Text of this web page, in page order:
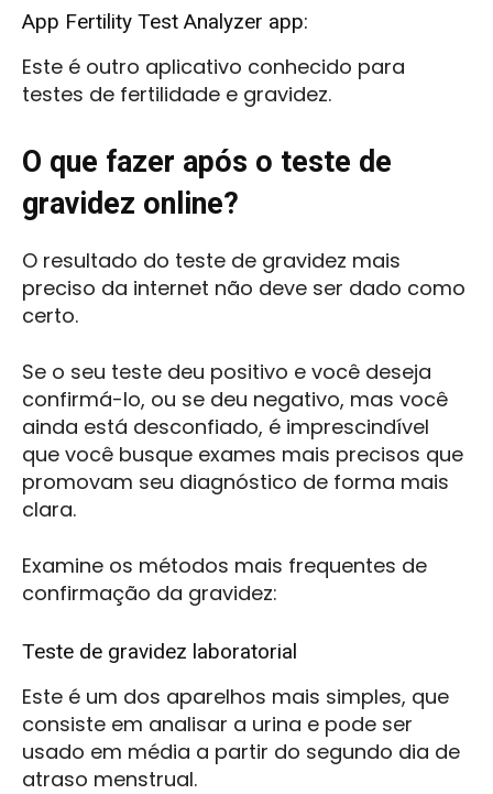
App Fertility Test Analyzer app:
Este é outro aplicativo conhecido para
testes de fertilidade e gravidez.
O que fazer após o teste de
gravidez online?
O resultado do teste de gravidez mais
preciso da internet não deve ser dado como
certo.
Se o seu teste deu positivo e você deseja
confirmá-lo, ou se deu negativo, mas você
ainda está desconfiado, é imprescindível
que você busque exames mais precisos que
promovam seu diagnóstico de forma mais
clara.
Examine os métodos mais frequentes de
confirmação da gravidez:
Teste de gravidez laboratorial
Este é um dos aparelhos mais simples, que
consiste em analisar a urina e pode ser
usado em média a partir do segundo dia de
atraso menstrual.